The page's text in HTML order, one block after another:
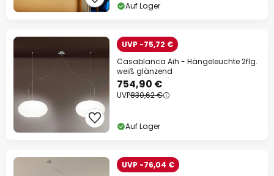
Auf Lager
UVP -75,72 €
Casablanca Aih - Hängeleuchte 2flg.
weiß glänzend
754,90 €
UVP830,62 €
Auf Lager
UVP -76,04 €